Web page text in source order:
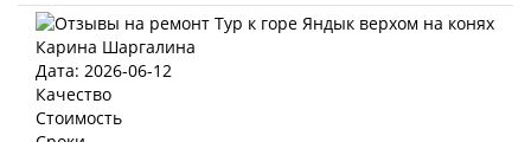
Карина Шаргалина
Дата: 2026-06-12
Качество
Стоимость